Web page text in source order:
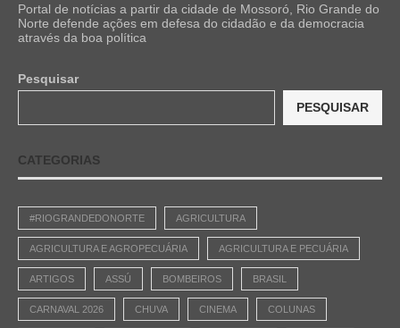
Portal de notícias a partir da cidade de Mossoró, Rio Grande do
Norte defende ações em defesa do cidadão e da democracia
através da boa política
Pesquisar
PESQUISAR
CATEGORIAS
#RIOGRANDEDONORTE AGRICULTURA
AGRICULTURA E AGROPECUÁRIA AGRICULTURA E PECUÁRIA
ARTIGOS ASSÚ BOMBEIROS BRASIL
CARNAVAL 2026 CHUVA CINEMA COLUNAS